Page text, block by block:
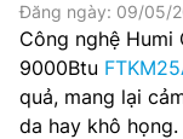
Đăng ngày: 09/05/
Công nghệ
9000Btu
quả, mang lại
da hay khô